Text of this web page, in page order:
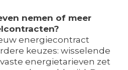
nemen of meer
energiecontract
keuzes: wisselende
energietarieven zet